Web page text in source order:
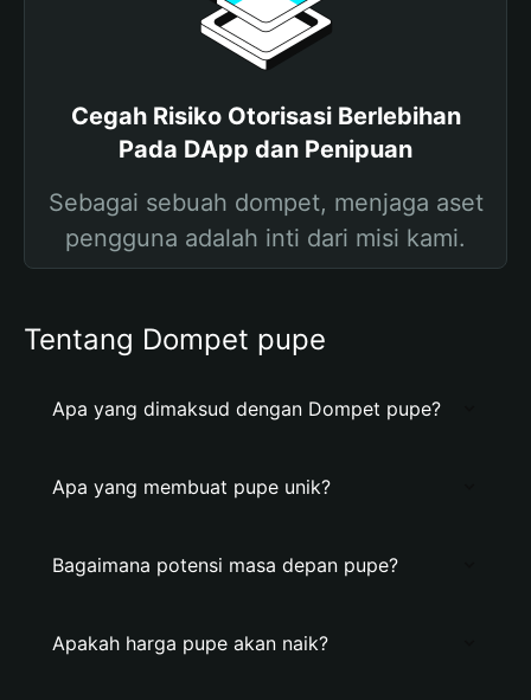
Cegah Risiko Otorisasi Berlebihan
Pada DApp dan Penipuan
Sebagai sebuah dompet, menjaga aset
pengguna adalah inti dari misi kami.
Tentang Dompet pupe
Apa yang dimaksud dengan Dompet pupe?
Apa yang membuat pupe unik?
Bagaimana potensi masa depan pupe?
Apakah harga pupe akan naik?